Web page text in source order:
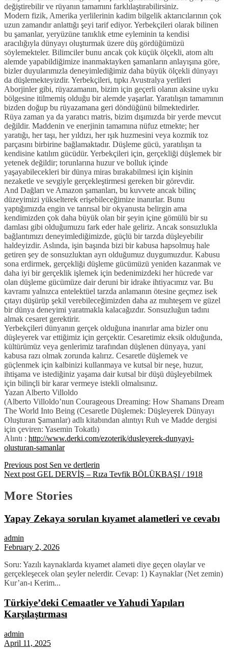
değiştirebilir ve rüyanın tamamını farklılaştırabilirsiniz.
Modern fizik, Amerika yerlilerinin kadim bilgelik aktarıcılarının çok
uzun zamandır anlattığı şeyi tarif ediyor. Yerbekçileri olarak bilinen
bu şamanlar, yeryüzüne tanıklık etme eyleminin ta kendisi
aracılığıyla dünyayı oluşturmak üzere düş gördüğümüzü
söylemekteler. Bilimciler bunu ancak çok küçük ölçekli, atom altı
alemde yapabildiğimize inanmaktayken şamanların anlayışına göre,
bizler duyularımızla deneyimlediğimiz daha büyük ölçekli dünyayı
da düşlemekteyizdir. Yerbekçileri, tıpkı Avustralya yerlileri
Aborjinler gibi, rüyazamanın, bizim için geçerli olanın aksine uyku
bölgesine itilmemiş olduğu bir alemde yaşarlar. Yaratılışın tamamının
bizden doğup bu rüyazamana geri döndüğünü bilmektedirler.
Rüya zaman ya da yaratıcı matris, bizim dışımızda bir yerde mevcut
değildir. Maddenin ve enerjinin tamamına nüfuz etmekte; her
yaratığı, her taşı, her yıldızı, her ışık huzmesini veya kozmik toz
parçasını birbirine bağlamaktadır. Düşleme gücü, yaratılışın ta
kendisine katılım gücüdür. Yerbekçileri için, gerçekliği düşlemek bir
yetenek değildir; torunlarına huzur ve bolluk içinde
yaşayabilecekleri bir dünya miras bırakabilmesi için kişinin
nezaketle ve sevgiyle gerçekleştirmesi gereken bir görevdir.
And Dağları ve Amazon şamanları, bu kuvvete ancak bilinç
düzeyimizi yükselterek erişebileceğimize inanırlar. Bunu
yaptığımızda engin ve tanrısal bir okyanusta belirgin ama
kendimizden çok daha büyük olan bir şeyin içine gömülü bir su
damlası gibi olduğumuzu fark eder hale geliriz. Ancak sonsuzlukla
bağlantımızı deneyimlediğimizde, güçlü bir tarzda düşleyebilir
haldeyizdir. Aslında, işin başında bizi bir kabusa hapsolmuş hale
getiren şey de sonsuzluktan ayrı olduğumuz duygumuzdur. Kabusu
sona erdirmek, gerçekliği düşleme gücümüzü yeniden kazanmak ve
daha iyi bir gerçeklik işlemek için bedenimizdeki her hücrede var
olan düşleme gücümüze dair deruni bir idrake ihtiyacımız var. Bu
kavramı yalnızca entelektüel tarzda anlamanın ötesine geçmez isek
çıtayı düşürüp şekil verebileceğimizden daha az muhteşem ve güzel
bir dünya deneyimi yaratmakla kalacağızdır. Sonsuzluğun tadını
almak cesaret gerektirir.
Yerbekçileri dünyanın gerçek olduğuna inanırlar ama bizler onu
düşleyerek var ettiğimiz için gerçektir. Cesaretimiz eksik olduğunda,
kültürümüz veya genlerimiz tarafından düşlenen dünyaya, yani
kabusa razı olmak zorunda kalırız. Cesaretle düşlemek ve
güçlenmek için kalbinizi kullanmaya ve kutsal bir neşe, huzur,
ihtişama ve istediğiniz yaşama dair kutsal bir düşü düşleyebilmek
için bilinçli bir karar vermeye istekli olmalısınız.
Yazan Alberto Villoldo
(Alberto Villoldo’nun Courageous Dreaming: How Shamans Dream
The World Into Being (Cesaretle Düşlemek: Düşleyerek Dünyayı
Oluşturan Şamanlar) adlı kitabından alıntıyı Ruh ve Madde dergisi
için çeviren: Yasemin Tokatlı)
Alıntı : http://www.derki.com/ezoterik/dusleyerek-dunyayi-
olusturan-samanlar
Previous post Sen ve dertlerin
Next post GEL DERVİŞ – Rıza Tevfik BÖLÜKBAŞI / 1918
More Stories
Yapay Zekaya sorulan kıyamet alametleri ve cevabı
admin
February 2, 2026
Soru: Yazılı kaynaklarda kıyamet alameti diye geçen olaylar ve
gerçekleşecek olan şeyler nelerdir. Cevap: 1) Kaynaklar (Net zemin)
Kur’an-ı Kerim...
Türkiye’deki Cemaatler ve Yahudi Yapıları
Karşılaştırması
admin
April 11, 2025